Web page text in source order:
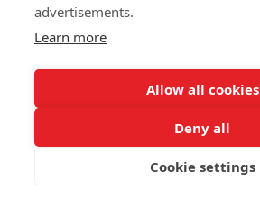
Snabblänkar
advertisements.
Learn more
Allow all cookies
Deny all
Cookie settings